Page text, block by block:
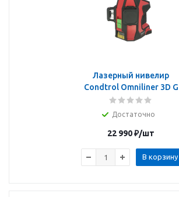
Лазерный нивелир
Condtrol Omniliner 3D G
Достаточно
22 990₽/шт
В корзину